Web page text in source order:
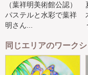
（葉祥明美術館公認）
パステルと水彩で葉祥
明さん...
同じエリアのワーク